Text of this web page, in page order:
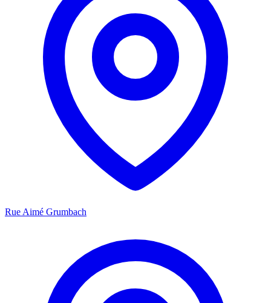
Rue Aimé Grumbach